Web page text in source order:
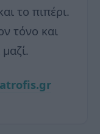
το πιπέρι.
τόνο και